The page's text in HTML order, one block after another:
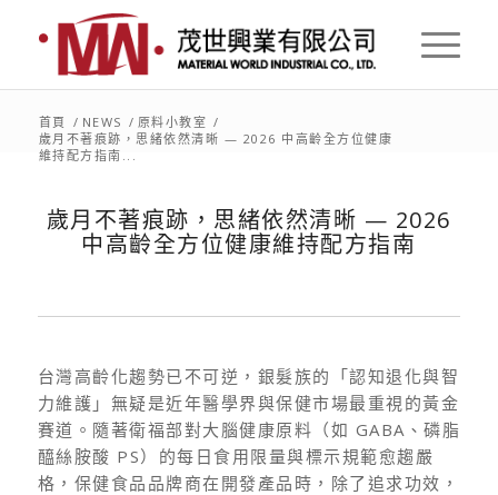
首頁 / NEWS / 原料小教室 /
歲月不著痕跡，思緒依然清晰 — 2026 中高齡全方位健康
維持配方指南...
歲月不著痕跡，思緒依然清晰 — 2026
中高齡全方位健康維持配方指南
台灣高齡化趨勢已不可逆，銀髮族的「認知退化與智
力維護」無疑是近年醫學界與保健市場最重視的黃金
賽道。隨著衛福部對大腦健康原料（如 GABA、磷脂
醯絲胺酸 PS）的每日食用限量與標示規範愈趨嚴
格，保健食品品牌商在開發產品時，除了追求功效，